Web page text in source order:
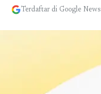
Terdaftar di Google News